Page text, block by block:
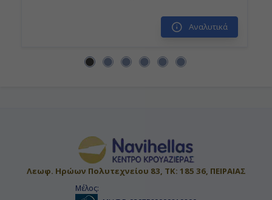
Αναλυτικά
Λεωφ. Ηρώων Πολυτεχνείου 83, ΤΚ: 185 36, ΠΕΙΡΑΙΑΣ
Μέλος: